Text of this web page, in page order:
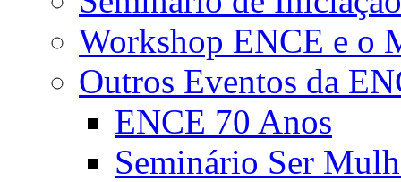
Workshop ENCE e o
Outros Eventos da
ENCE 70 Anos
Seminário Ser